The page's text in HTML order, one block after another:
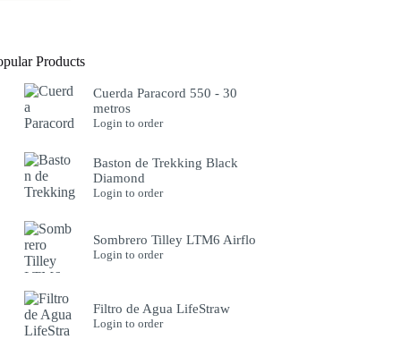
Products
Cuerda Paracord 550 - 30
metros
Login to order
Baston de Trekking Black
Diamond
Login to order
Sombrero Tilley LTM6 Airflo
Login to order
Filtro de Agua LifeStraw
Login to order